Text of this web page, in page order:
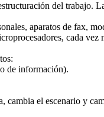
del
aparatos de fax,
cada
de información).
el escenario y